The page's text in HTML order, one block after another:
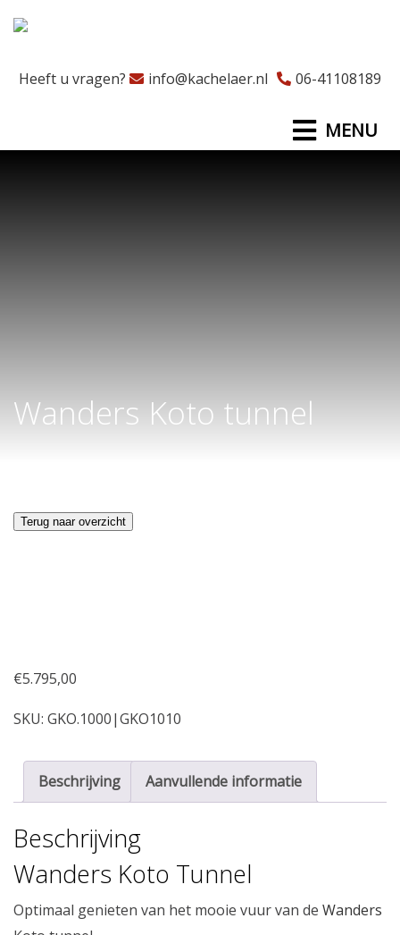
Heeft u vragen? info@kachelaer.nl 06-41108189
MENU
Wanders Koto tunnel
Terug naar overzicht
€5.795,00
SKU: GKO.1000|GKO1010
Beschrijving Aanvullende informatie
Beschrijving
Wanders Koto Tunnel
Optimaal genieten van het mooie vuur van de Wanders